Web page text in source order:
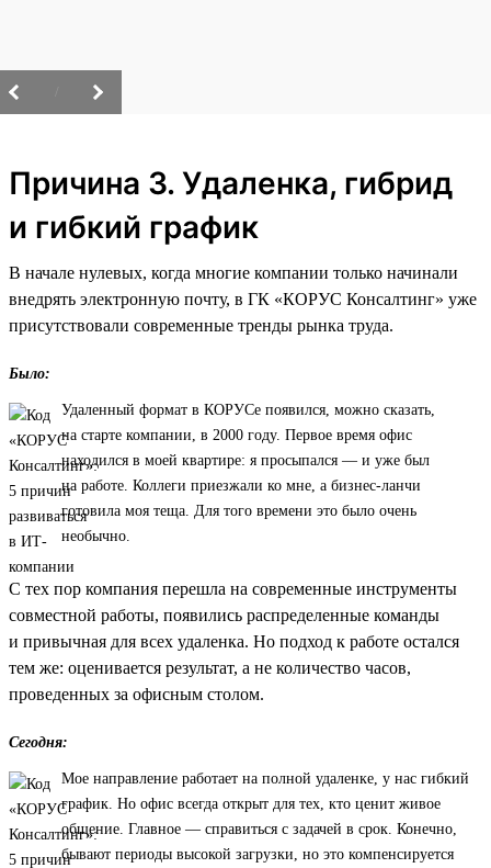
Причина 3. Удаленка, гибрид
и гибкий график
В начале нулевых, когда многие компании только начинали
внедрять электронную почту, в ГК «КОРУС Консалтинг» уже
присутствовали современные тренды рынка труда.
Было:
Удаленный формат в КОРУСе появился, можно сказать,
на старте компании, в 2000 году. Первое время офис
находился в моей квартире: я просыпался — и уже был
на работе. Коллеги приезжали ко мне, а бизнес-ланчи
готовила моя теща. Для того времени это было очень
необычно.
С тех пор компания перешла на современные инструменты
совместной работы, появились распределенные команды
и привычная для всех удаленка. Но подход к работе остался
тем же: оценивается результат, а не количество часов,
проведенных за офисным столом.
Сегодня:
Мое направление работает на полной удаленке, у нас гибкий
график. Но офис всегда открыт для тех, кто ценит живое
общение. Главное — справиться с задачей в срок. Конечно,
бывают периоды высокой загрузки, но это компенсируется